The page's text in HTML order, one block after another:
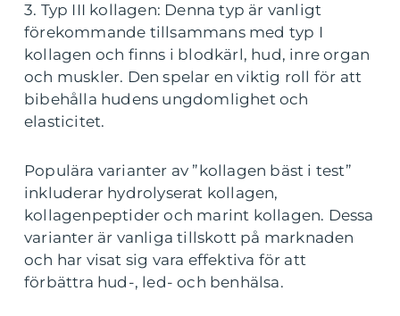
3. Typ III kollagen: Denna typ är vanligt
förekommande tillsammans med typ I
kollagen och finns i blodkärl, hud, inre organ
och muskler. Den spelar en viktig roll för att
bibehålla hudens ungdomlighet och
elasticitet.
Populära varianter av ”kollagen bäst i test”
inkluderar hydrolyserat kollagen,
kollagenpeptider och marint kollagen. Dessa
varianter är vanliga tillskott på marknaden
och har visat sig vara effektiva för att
förbättra hud-, led- och benhälsa.